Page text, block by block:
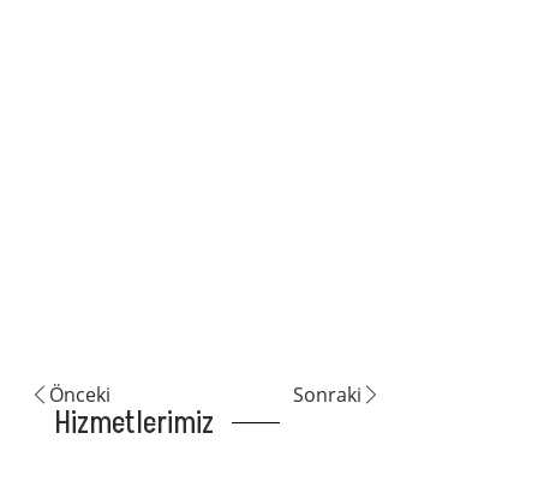
Önceki Sonraki
Hizmetlerimiz